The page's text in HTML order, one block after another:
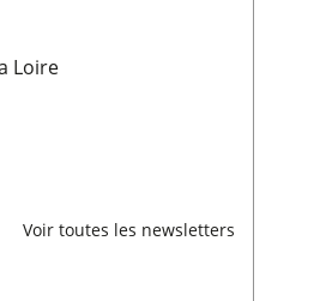
Loire
Voir toutes les newsletters